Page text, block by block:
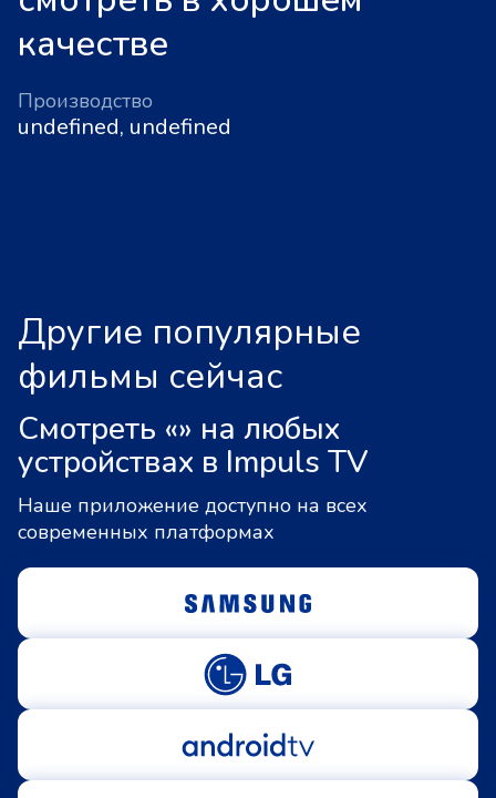
качестве
Производство
undefined, undefined
Другие популярные
фильмы сейчас
Смотреть «» на любых
устройствах в Impuls TV
Наше приложение доступно на всех
современных платформах